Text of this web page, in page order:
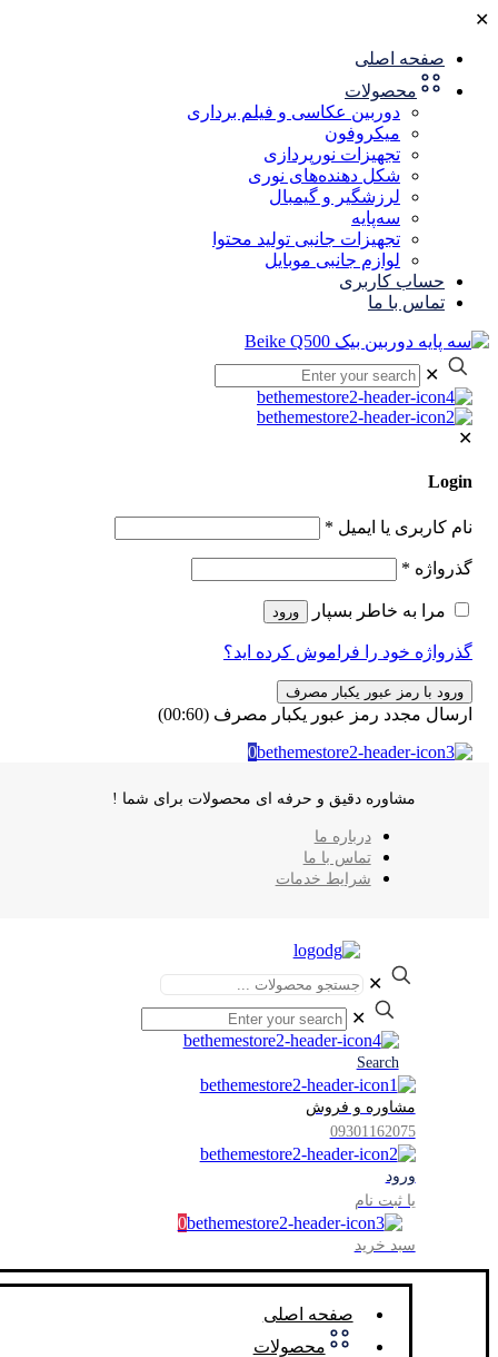
✕
صفحه اصلی
محصولات
دوربین عکاسی و فیلم برداری
میکروفون
تجهیزات نورپردازی
شکل‌ دهنده‌های نوری
لرزشگیر و گیمبال
سه‌پایه
تجهیزات جانبی تولید محتوا
لوازم جانبی موبایل
حساب کاربری
تماس با ما
✕
✕
Login
نام کاربری یا ایمیل *
گذرواژه *
مرا به خاطر بسپار ورود
گذرواژه خود را فراموش کرده اید؟
ورود با رمز عبور یکبار مصرف
ارسال مجدد رمز عبور یکبار مصرف (00:
60
)
0
مشاوره دقیق و حرفه ای محصولات برای شما !
درباره ما
تماس با ما
شرایط خدمات
✕
✕
Search
مشاوره و فروش
09301162075
ورود
یا ثبت نام
0
سبد خرید
صفحه اصلی
محصولات